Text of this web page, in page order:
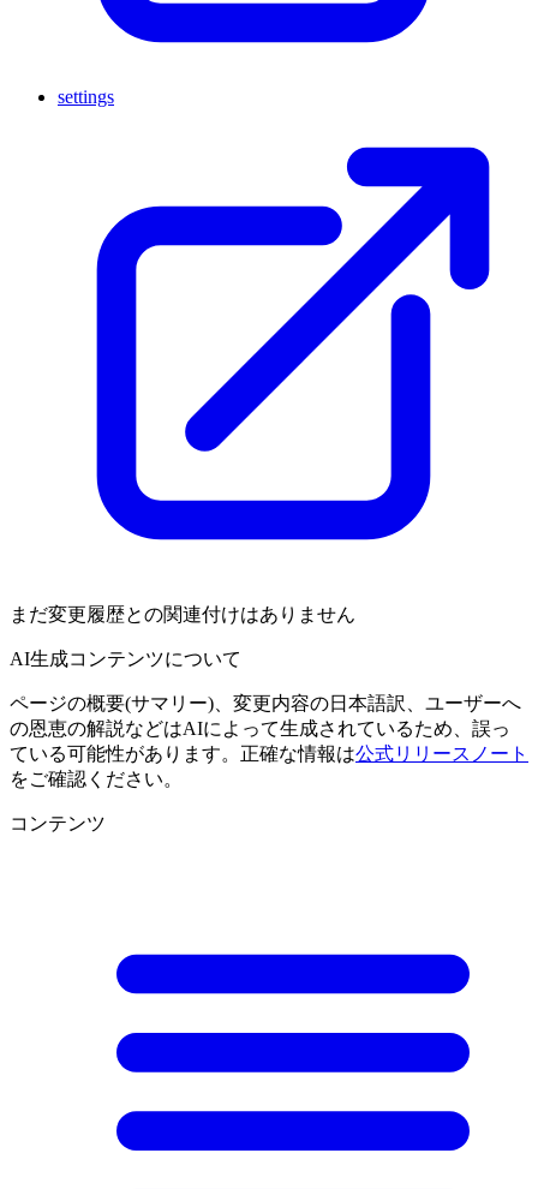
settings
まだ変更履歴との関連付けはありません
AI生成コンテンツについて
ページの概要(サマリー)、変更内容の日本語訳、ユーザーへ
の恩恵の解説などはAIによって生成されているため、誤っ
ている可能性があります。正確な情報は公式リリースノート
をご確認ください。
コンテンツ